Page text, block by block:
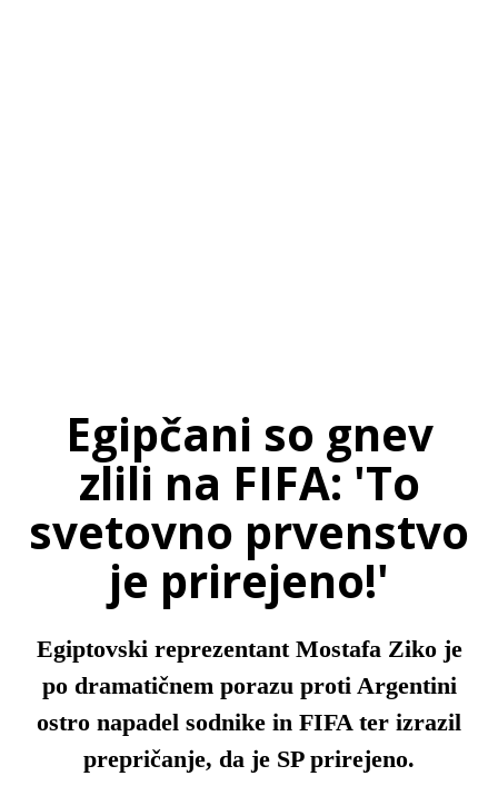
Egipčani so gnev
zlili na FIFA: 'To
svetovno prvenstvo
je prirejeno!'
Egiptovski reprezentant Mostafa Ziko je
po dramatičnem porazu proti Argentini
ostro napadel sodnike in FIFA ter izrazil
prepričanje, da je SP prirejeno.